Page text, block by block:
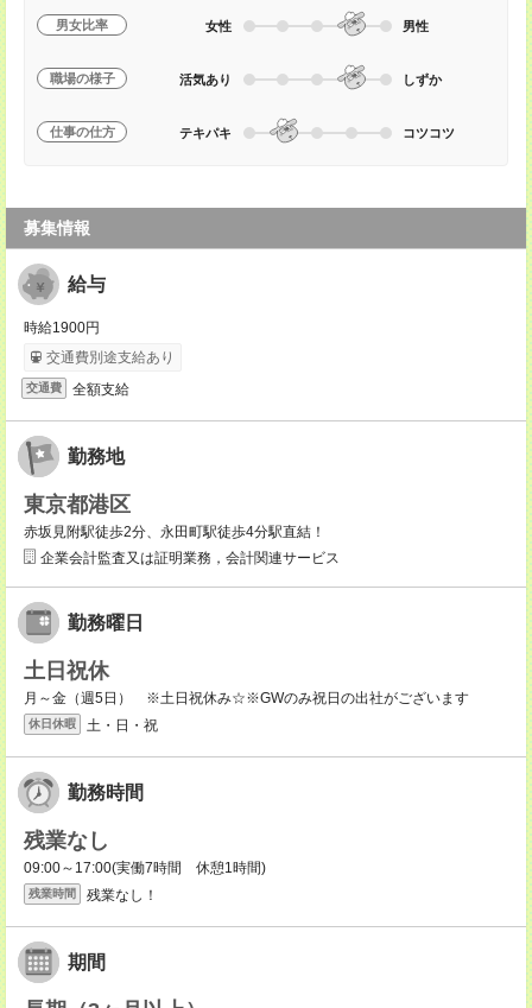
男女比率 女性 男性
職場の様子 活気あり しずか
仕事の仕方 テキパキ コツコツ
募集情報
給与
時給1900円
交通費別途支給あり
交通費 全額支給
勤務地
東京都港区
赤坂見附駅徒歩2分、永田町駅徒歩4分駅直結！
企業会計監査又は証明業務，会計関連サービス
勤務曜日
土日祝休
月～金（週5日） ※土日祝休み☆※GWのみ祝日の出社がございます
休日休暇 土・日・祝
勤務時間
残業なし
09:00～17:00(実働7時間 休憩1時間)
残業時間 残業なし！
期間